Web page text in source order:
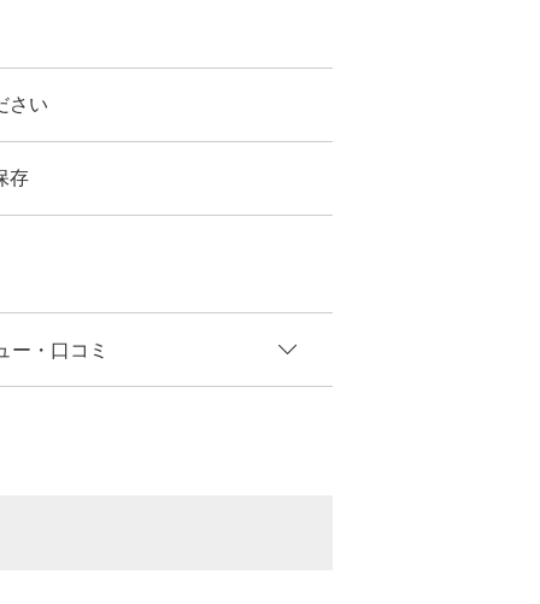
さい
存
ー ・口コミ